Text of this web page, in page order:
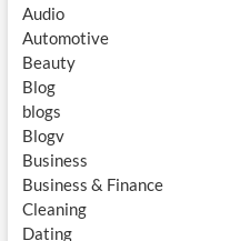
Audio
Automotive
Beauty
Blog
blogs
Blogv
Business
Business & Finance
Cleaning
Dating